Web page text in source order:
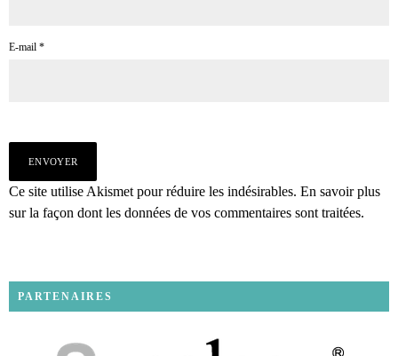
E-mail *
Ce site utilise Akismet pour réduire les indésirables. En savoir plus
sur la façon dont les données de vos commentaires sont traitées.
PARTENAIRES